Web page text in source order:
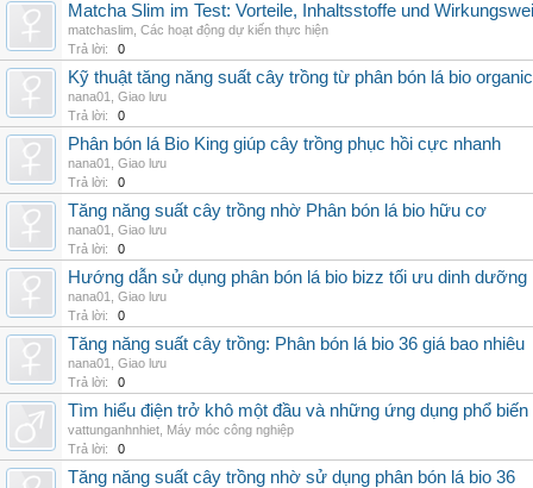
Matcha Slim im Test: Vorteile, Inhaltsstoffe und
matchaslim Các hoạt động dự kiến thực hiện
Trả lời:
0
Kỹ thuật tăng năng suất cây trồng từ phân bón lá bio organic
nana01
Giao lưu
Trả lời:
0
Phân bón lá Bio King giúp cây trồng phục hồi cực nhanh
nana01
Giao lưu
Trả lời:
0
Tăng năng suất cây trồng nhờ Phân bón lá bio hữu cơ
nana01
Giao lưu
Trả lời:
0
Hướng dẫn sử dụng phân bón lá bio bizz tối ưu dinh dưỡng
nana01
Giao lưu
Trả lời:
0
Tăng năng suất cây trồng: Phân bón lá bio 36 giá bao nhiêu
nana01
Giao lưu
Trả lời:
0
Tìm hiểu điện trở khô một đầu và những ứng dụng phổ
vattunganhnhiet Máy móc công nghiệp
Trả lời:
0
Tăng năng suất cây trồng nhờ sử dụng phân bón lá bio 36